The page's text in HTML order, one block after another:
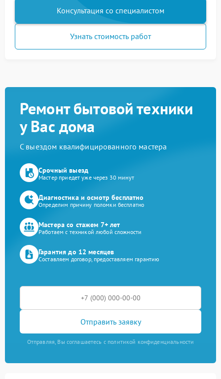
Консультация со специалистом
Узнать стоимость работ
Ремонт бытовой техники
у Вас дома
С выездом квалифицированного мастера
Срочный выезд
Мастер приедет уже через 30 минут
Диагностика и осмотр бесплатно
Определим причину поломки бесплатно
Мастера со стажем 7+ лет
Работаем с техникой любой сложности
Гарантия до 12 месяцев
Составляем договор, предоставляем гарантию
Отправить заявку
Отправляя, Вы соглашаетесь с политикой конфиденциальности